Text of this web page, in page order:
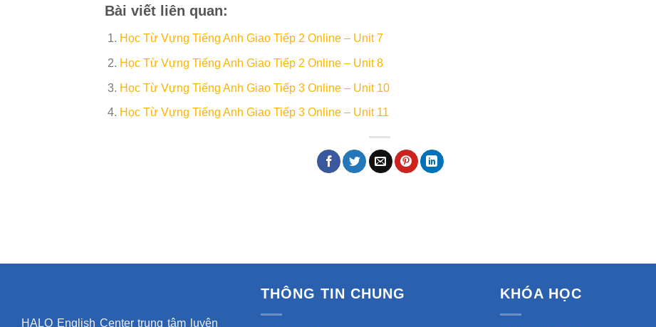
Bài viết liên quan:
Học Từ Vựng Tiếng Anh Giao Tiếp 2 Online – Unit 7
Học Từ Vựng Tiếng Anh Giao Tiếp 2 Online – Unit 8
Học Từ Vựng Tiếng Anh Giao Tiếp 3 Online – Unit 10
Học Từ Vựng Tiếng Anh Giao Tiếp 3 Online – Unit 11
HALO English Center trung tâm luyện
THÔNG TIN CHUNG KHÓA HỌC